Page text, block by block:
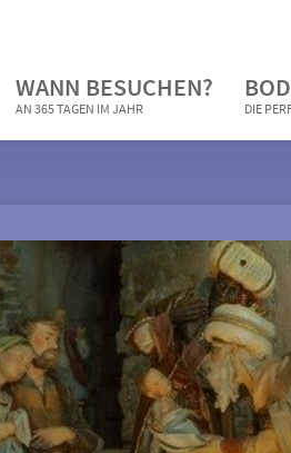
WANN BESUCHEN?
AN 365 TAGEN IM JAHR DIE